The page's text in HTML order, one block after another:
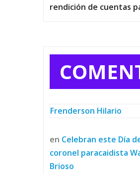
rendición de cuentas
Frenderson Hilario
en Celebran este Día
coronel paracaidista
Brioso